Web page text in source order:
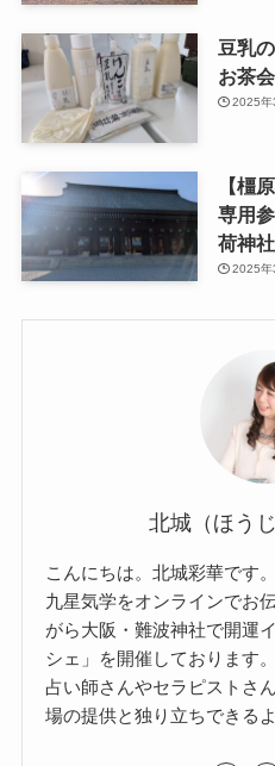
豆乳
お茶会
2025年
【橿
専用
荷神社
2025年
北城（ほう
こんにちは。北城彩華です。
九星気学をオンラインでお
がら大阪・難波神社で開運
シェ」を開催しております。
占い師さんやセラピストさ
場の提供と独り立ちできる